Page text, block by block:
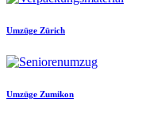
Umzüge Zürich
Umzüge Zumikon